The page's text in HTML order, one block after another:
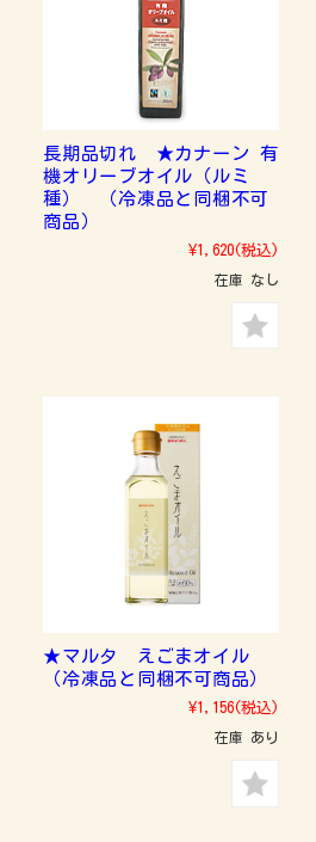
長期品切れ ★カナーン 有
機オリーブオイル（ルミ
種） （冷凍品と同梱不可
商品）
¥1,620(税込)
在庫 なし
★マルタ えごまオイル
（冷凍品と同梱不可商品）
¥1,156(税込)
在庫 あり